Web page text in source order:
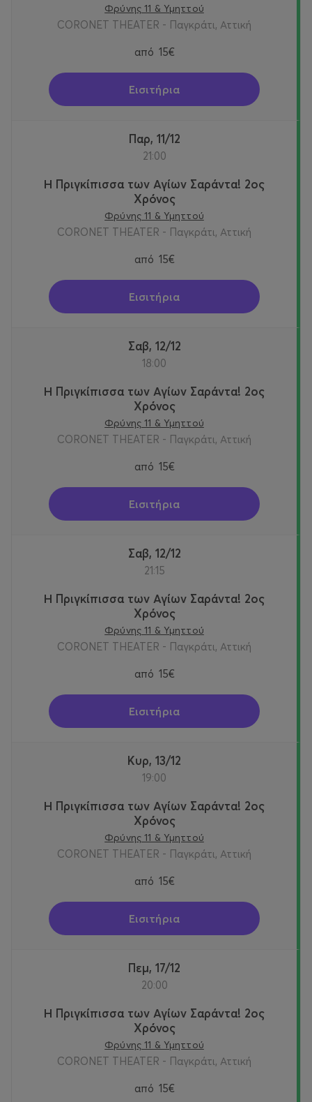
Φρύνης 11 & Υμηττού
CORONET THEATER - Παγκράτι, Αττική
από 15€
Εισιτήρια
Παρ, 11/12
21:00
Η Πριγκίπισσα των Αγίων Σαράντα! 2oς
Χρόνος
Φρύνης 11 & Υμηττού
CORONET THEATER - Παγκράτι, Αττική
από 15€
Εισιτήρια
Σαβ, 12/12
18:00
Η Πριγκίπισσα των Αγίων Σαράντα! 2oς
Χρόνος
Φρύνης 11 & Υμηττού
CORONET THEATER - Παγκράτι, Αττική
από 15€
Εισιτήρια
Σαβ, 12/12
21:15
Η Πριγκίπισσα των Αγίων Σαράντα! 2oς
Χρόνος
Φρύνης 11 & Υμηττού
CORONET THEATER - Παγκράτι, Αττική
από 15€
Εισιτήρια
Κυρ, 13/12
19:00
Η Πριγκίπισσα των Αγίων Σαράντα! 2oς
Χρόνος
Φρύνης 11 & Υμηττού
CORONET THEATER - Παγκράτι, Αττική
από 15€
Εισιτήρια
Πεμ, 17/12
20:00
Η Πριγκίπισσα των Αγίων Σαράντα! 2oς
Χρόνος
Φρύνης 11 & Υμηττού
CORONET THEATER - Παγκράτι, Αττική
από 15€